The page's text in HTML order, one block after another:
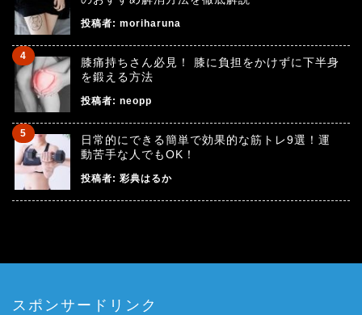
投稿者: moriharuna
膝痛持ちさん必見！ 膝に負担をかけずに下半身
を鍛える方法
投稿者: neopp
日常的にできる簡単で効果的な筋トレ9選！運
動苦手な人でもOK！
投稿者: 彩典はるか
スポンサードリンク